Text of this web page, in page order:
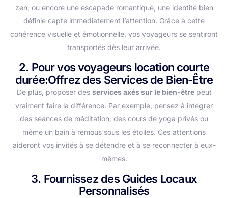
zen, ou encore une escapade romantique, une identité bien
définie capte immédiatement l’attention. Grâce à cette
cohérence visuelle et émotionnelle, vos voyageurs se sentiront
transportés dès leur arrivée.
2. Pour vos voyageurs location courte
durée:Offrez des Services de Bien-Être
De plus, proposer des services axés sur le bien-êtrepeut
vraiment faire la différence. Par exemple, pensez à intégrer
des séances de méditation, des cours de yoga privés ou
même un bain à remous sous les étoiles. Ces attentions
aideront vos invités à se détendre et à se reconnecter à eux-
mêmes.
3. Fournissez des Guides Locaux
Personnalisés